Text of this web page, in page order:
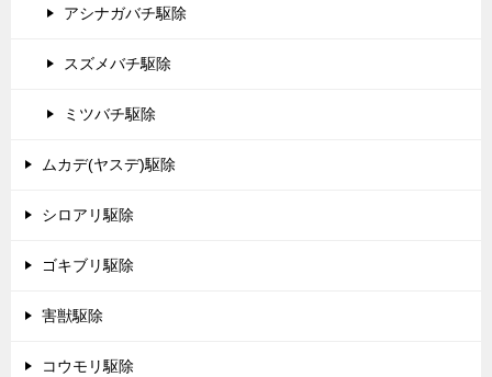
アシナガバチ駆除
スズメバチ駆除
ミツバチ駆除
ムカデ(ヤスデ)駆除
シロアリ駆除
ゴキブリ駆除
害獣駆除
コウモリ駆除